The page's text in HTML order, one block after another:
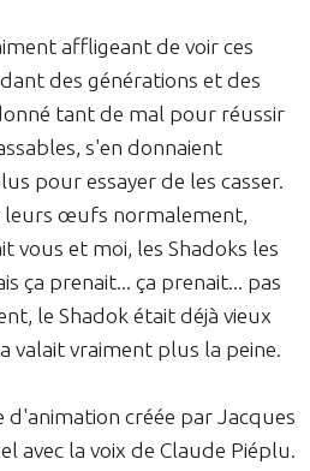
affligeant de voir ces
des générations et des
tant de mal pour réussir
s'en donnaient
pour essayer de les casser.
leurs œufs normalement,
vous et moi, les Shadoks les
ça prenait... ça prenait... pas
le Shadok était déjà vieux
valait vraiment plus la peine.
d'animation créée par Jacques
avec la voix de Claude Piéplu.